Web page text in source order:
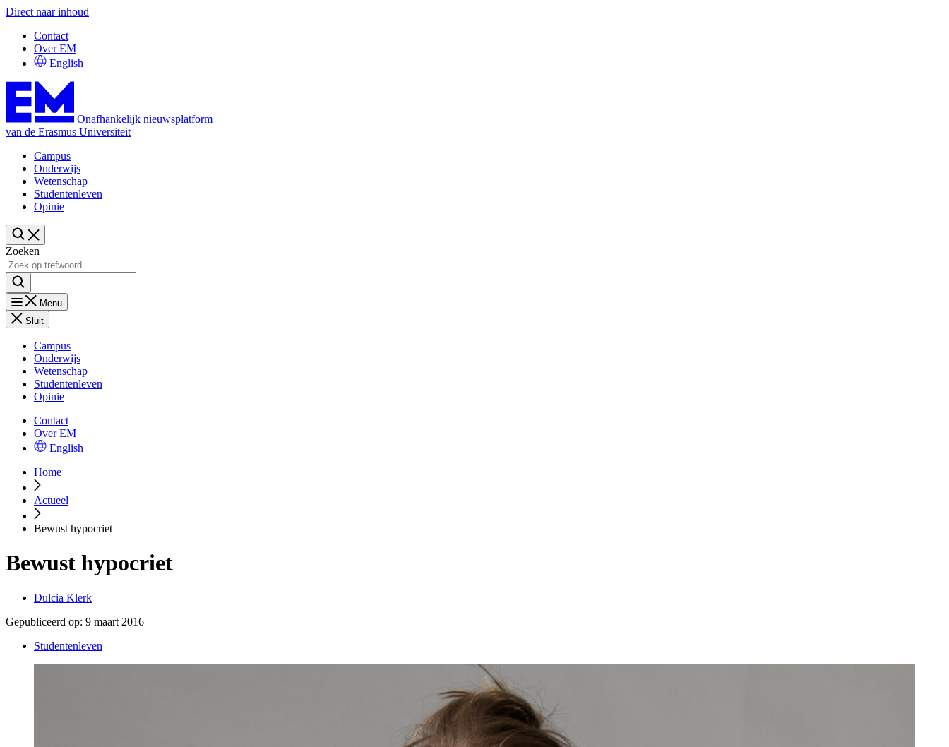
Direct naar inhoud
Contact
Over EM
English
Onafhankelijk nieuwsplatform
van de Erasmus Universiteit
Campus
Onderwijs
Wetenschap
Studentenleven
Opinie
Zoeken
Menu
Sluit
Campus
Onderwijs
Wetenschap
Studentenleven
Opinie
Contact
Over EM
English
Home
Actueel
Bewust hypocriet
Bewust hypocriet
Dulcia Klerk
Gepubliceerd op: 9 maart 2016
Studentenleven